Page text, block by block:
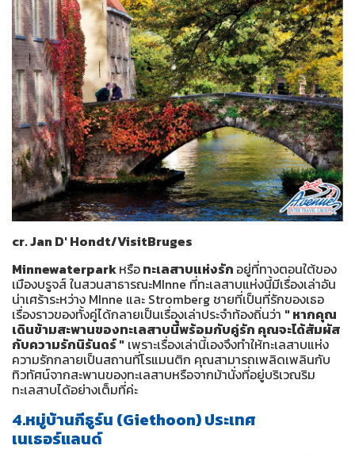
cr. Jan D' Hondt/VisitBruges
Minnewaterparkหรือทะเลสาบแห่งรัก อยู่ที่ทางตอนใต้ของ
เมืองบรูจส์ ในสวนสาธารณะMInne ที่ทะเลสาบแห่งนี้มีเรื่องเล่าอัน
น่าเศร้าระหว่าง MInne และ Stromberg ชายที่เป็นที่รักของเธอ
เรื่องราวของทั้งคู่ได้กลายเป็นเรื่องเล่าประจำท้องถิ่นว่า " หากคุณ
เดินข้ามสะพานของทะเลสาบนี้พร้อมกับคู่รัก คุณจะได้สัมผัส
กับความรักนิรันดร์ " เพราะเรื่องเล่านี้เองจึงทำให้ทะเลสาบแห่ง
ความรักกลายเป็นสถานที่โรแมนติก คุณสามารถเพลิดเพลินกับ
ทิวทัศน์จากสะพานของทะเลสาบหรือจากม้านั่งที่อยู่บริเวณริม
ทะเลสาบได้อย่างเต็มที่ค่ะ
4.หมู่บ้านกีธูร์น (Giethoon) ประเทศ
เนเธอร์แลนด์